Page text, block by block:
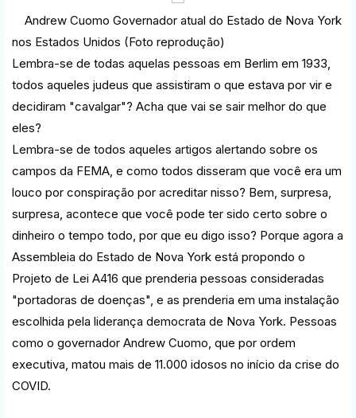
Andrew Cuomo Governador atual do Estado de Nova York
nos Estados Unidos (Foto reprodução)
Lembra-se de todas aquelas pessoas em Berlim em 1933,
todos aqueles judeus que assistiram o que estava por vir e
decidiram "cavalgar"? Acha que vai se sair melhor do que
eles?
Lembra-se de todos aqueles artigos alertando sobre os
campos da FEMA, e como todos disseram que você era um
louco por conspiração por acreditar nisso? Bem, surpresa,
surpresa, acontece que você pode ter sido certo sobre o
dinheiro o tempo todo, por que eu digo isso? Porque agora a
Assembleia do Estado de Nova York está propondo o
Projeto de Lei A416 que prenderia pessoas consideradas
"portadoras de doenças", e as prenderia em uma instalação
escolhida pela liderança democrata de Nova York. Pessoas
como o governador Andrew Cuomo, que por ordem
executiva, matou mais de 11.000 idosos no início da crise do
COVID.